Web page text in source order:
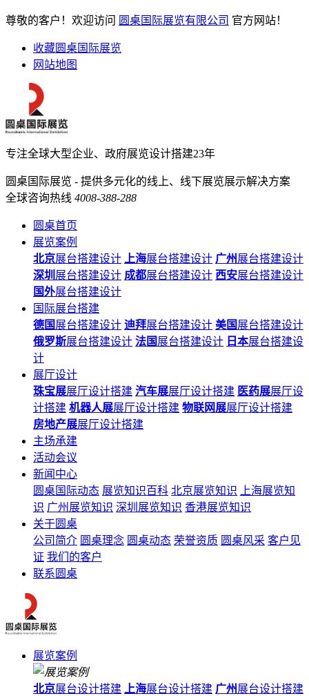
尊敬的客户！欢迎访问 圆桌国际展览有限公司 官方网站！
收藏圆桌国际展览
网站地图
专注全球大型企业、政府展览设计搭建23年
圆桌国际展览 - 提供多元化的线上、线下展览展示解决方案
全球咨询热线 4008-388-288
圆桌首页
展览案例
北京展台搭建设计 上海展台搭建设计 广州展台搭建设计
深圳 展台搭建设计 成都展台搭建设计 西安展台搭建设计
国外展台搭建设计
国际展台搭建
德国 展台搭建设计 迪拜展台搭建设计 美国 展台搭建设计
俄罗斯展台搭建设计 法国 展台搭建设计 日本展台搭建设
计
展厅设计
珠宝展展厅设计搭建 汽车展展厅设计搭建 医药展展厅设
计搭建 机器人展展厅设计搭建 物联网展展厅设计搭建
房地产展展厅设计搭建
主场承建
活动会议
新闻中心
圆桌国际动态 展览知识百科 北京展览知识
上海展览知
识 广州展览知识 深圳展览知识 香港展览知识
关于圆桌
公司简介 圆桌理念 圆桌动态 荣誉资质 圆桌风采 客户见
证 我们的客户
联系圆桌
展览案例
北京展台设计搭建 上海展台设计搭建 广州展台设计搭建